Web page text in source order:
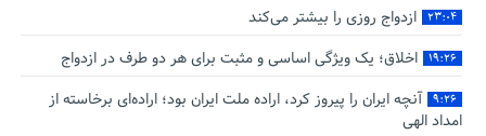
۲۳:۰۴ ازدواج روزی را بیشتر می‌کند
۱۹:۲۶ اخلاق؛ یک ویژگی اساسی و مثبت برای هر دو طرف در ازدواج
۹:۲۶
آنچه ایران را پیروز کرد، اراده ملت ایران بود؛ اراده‌ای برخاسته از
امداد الهی